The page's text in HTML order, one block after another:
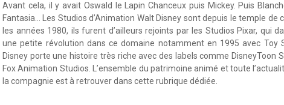
Avant cela, il y avait Oswald le Lapin Chanceux puis Mickey. Puis
Fantasia… Les Studios d’Animation Walt Disney sont depuis le temple de
les années 1980, ils furent d’ailleurs rejoints par les Studios Pixar, qui
une petite révolution dans ce domaine notamment en 1995 avec Toy
Disney porte une histoire très riche avec des labels comme DisneyToon
Fox Animation Studios. L’ensemble du patrimoine animé et toute
la compagnie est à retrouver dans cette rubrique dédiée.